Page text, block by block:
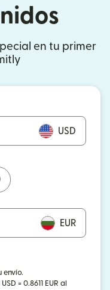
en tu primer
USD
EUR
envío.
= 0.8611 EUR al